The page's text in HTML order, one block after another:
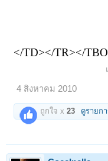
</TD></TR></
4 สิงหาคม 2010
ถูกใจ x23 ดูรายก